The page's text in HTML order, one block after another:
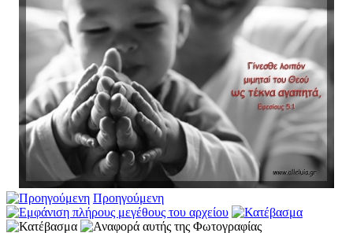
Προηγούμενη